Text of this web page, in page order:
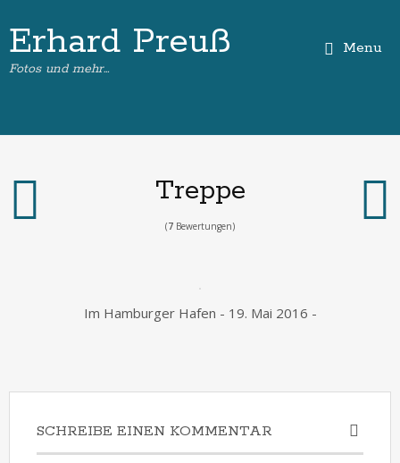
Erhard Preuß
Fotos und mehr…
Menu
Treppe
(7 Bewertungen)
Im Hamburger Hafen - 19. Mai 2016 -
SCHREIBE EINEN KOMMENTAR